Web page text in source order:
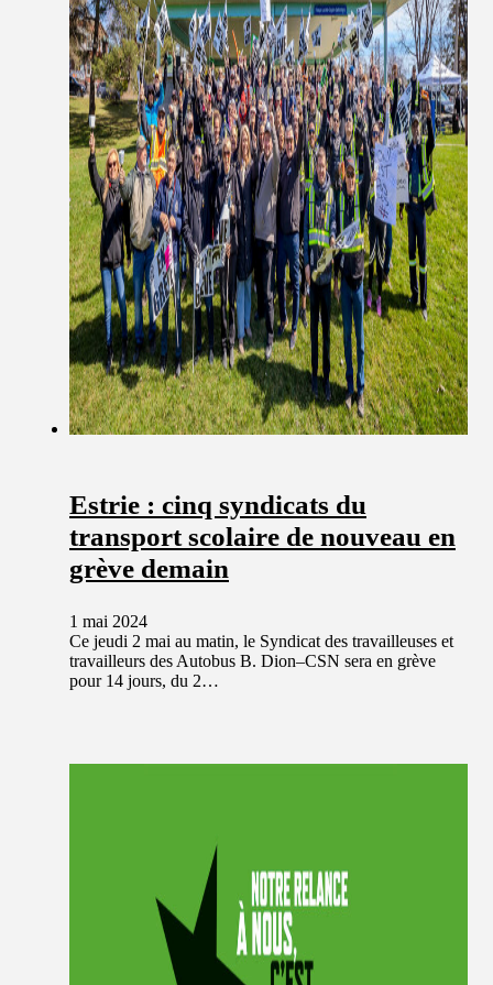
Estrie : cinq syndicats du
transport scolaire de nouveau en
grève demain
1 mai 2024
Ce jeudi 2 mai au matin, le Syndicat des travailleuses et
travailleurs des Autobus B. Dion–CSN sera en grève
pour 14 jours, du 2…